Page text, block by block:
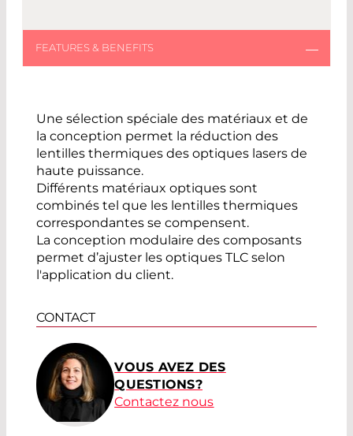
Une sélection spéciale des matériaux et de
la conception permet la réduction des
lentilles thermiques des optiques lasers de
haute puissance.
Différents matériaux optiques sont
combinés tel que les lentilles thermiques
correspondantes se compensent.
La conception modulaire des composants
permet d’ajuster les optiques TLC selon
l'application du client.
CONTACT
VOUS AVEZ DES
QUESTIONS?
Contactez nous